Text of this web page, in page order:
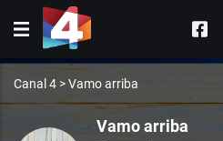
Canal 4 >Vamo arriba
Vamo arriba